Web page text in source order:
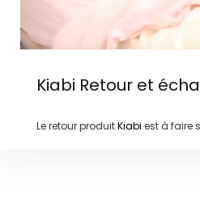
Kiabi Retour et
Le retour produitKiabi est à faire